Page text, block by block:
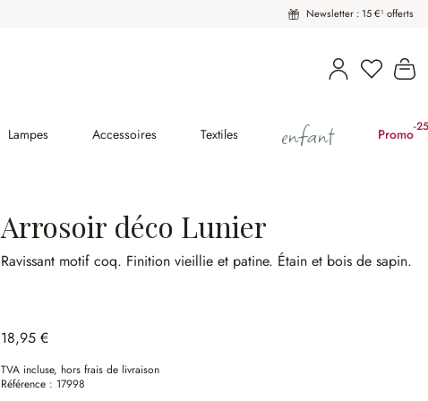
Newsletter : 15 €¹ offerts
Vous
Lampes Accessoires Textiles enfant Promo-
Arrosoir déco Lunier
Ravissant motif coq. Finition vieillie et patine. Étain et bois de sapin.
18,95 €
TVA incluse, hors frais de livraison
Référence : 17998